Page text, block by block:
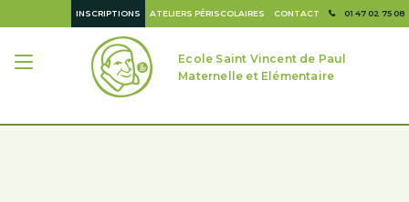
01 47 02 75 08
CONTACT
ATELIERS PÉRISCOLAIRES
INSCRIPTIONS
Ecole Saint Vincent de Paul
Maternelle et Elémentaire